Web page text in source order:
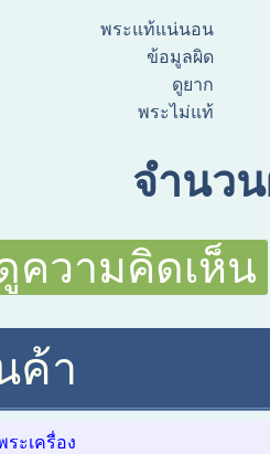
พระแท้แน่นอน
ข้อมูลผิด
ดูยาก
พระไม่แท้
จำนว
ความคิดเห็น
ค้า
ระเครื่อง